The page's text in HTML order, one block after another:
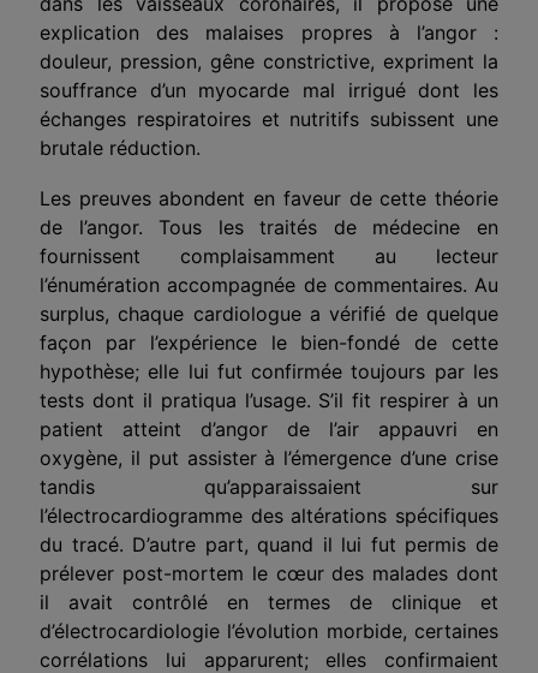
explication des malaises propres à l’angor :
douleur, pression, gêne constrictive, expriment la
souffrance d’un myocarde mal irrigué dont les
échanges respiratoires et nutritifs subissent une
brutale réduction.
Les preuves abondent en faveur de cette théorie
de l’angor. Tous les traités de médecine en
fournissent complaisamment au lecteur
l’énumération accompagnée de commentaires. Au
surplus, chaque cardiologue a vérifié de quelque
façon par l’expérience le bien-fondé de cette
hypothèse; elle lui fut confirmée toujours par les
tests dont il pratiqua l’usage. S’il fit respirer à un
patient atteint d’angor de l’air appauvri en
oxygène, il put assister à l’émergence d’une crise
tandis qu’apparaissaient sur
l’électrocardiogramme des altérations spécifiques
du tracé. D’autre part, quand il lui fut permis de
prélever post-mortem le cœur des malades dont
il avait contrôlé en termes de clinique et
d’électrocardiologie l’évolution morbide, certaines
corrélations lui apparurent; elles confirmaient